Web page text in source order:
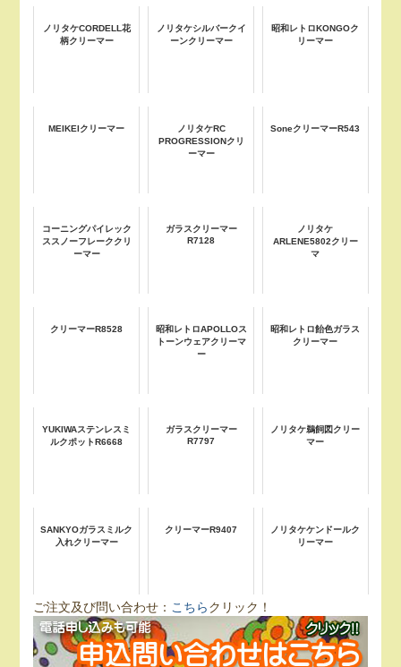
ノリタケCORDELL花
柄クリーマー
ノリタケシルバークイ
ーンクリーマー
昭和レトロKONGOク
リーマー
MEIKEIクリーマー
ノリタケRC
PROGRESSIONクリ
ーマー
SoneクリーマーR543
コーニングパイレック
ススノーフレーククリ
ーマー
ガラスクリーマー
R7128
ノリタケ
ARLENE5802クリー
マ
クリーマーR8528
昭和レトロAPOLLOス
トーンウェアクリーマ
ー
昭和レトロ飴色ガラス
クリーマー
YUKIWAステンレスミ
ルクポットR6668
ガラスクリーマー
R7797
ノリタケ鵜飼図クリー
マー
SANKYOガラスミルク
入れクリーマー
クリーマーR9407
ノリタケケンドールク
リーマー
ご注文及び問い合わせ： こちらクリック！